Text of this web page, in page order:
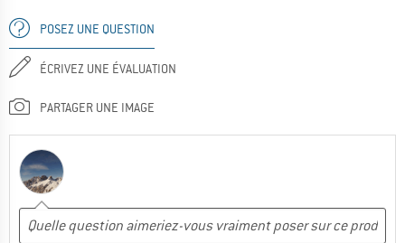
POSEZ UNE QUESTION
ÉCRIVEZ UNE ÉVALUATION
PARTAGER UNE IMAGE